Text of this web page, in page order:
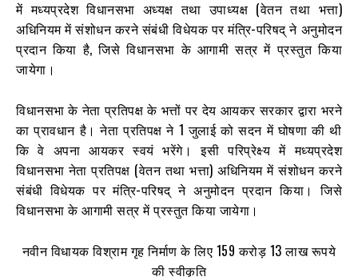
में मध्यप्रदेश विधानसभा अध्यक्ष तथा उपाध्यक्ष (वेतन तथा भत्ता)
अधिनियम में संशोधन करने संबंधी विधेयक पर मंत्रि-परिषद् ने अनुमोदन
प्रदान किया है, जिसे विधानसभा के आगामी सत्र में प्रस्तुत किया
जायेगा।
विधानसभा के नेता प्रतिपक्ष के भत्तों पर देय आयकर सरकार द्वारा भरने
का प्रावधान है। नेता प्रतिपक्ष ने 1 जुलाई को सदन में घोषणा की थी
कि वे अपना आयकर स्वयं भरेंगे। इसी परिप्रेक्ष्य में मध्यप्रदेश
विधानसभा नेता प्रतिपक्ष (वेतन तथा भत्ता) अधिनियम में संशोधन करने
संबंधी विधेयक पर मंत्रि-परिषद् ने अनुमोदन प्रदान किया। जिसे
विधानसभा के आगामी सत्र में प्रस्तुत किया जायेगा।
नवीन विधायक विश्राम गृह निर्माण के लिए 159 करोड़ 13 लाख रूपये
की स्वीकृति